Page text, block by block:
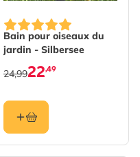
chosen on the
Bain pour oiseaux du
jardin - Silbersee
22,49
24,99